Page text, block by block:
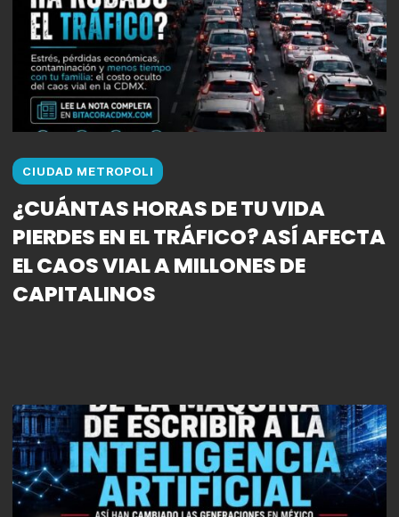
CIUDAD METROPOLI
¿CUÁNTAS HORAS DE TU VIDA
PIERDES EN EL TRÁFICO? ASÍ AFECTA
EL CAOS VIAL A MILLONES DE
CAPITALINOS